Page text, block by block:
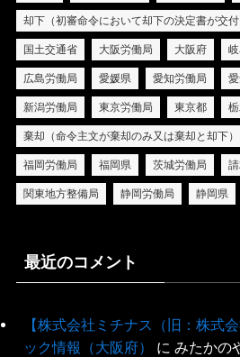
却下（初審命令において却下の決定書が交付
国土交通省 大阪労働局 大阪府
広島労働局 愛媛県 愛知労働局
新潟労働局 東京労働局 東京都
棄却（命令主文が棄却のみ又は棄却と却下）
福岡労働局 福岡県 茨城労働局
関東地方整備局 静岡労働局 静岡県
最近のコメント
【株式会社ミチナス（旧：株式
ック情報（大阪府）
に みたかの